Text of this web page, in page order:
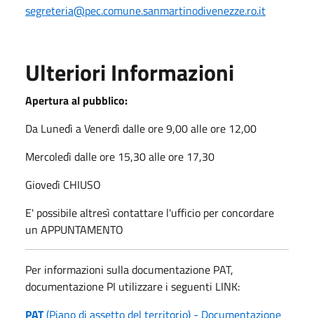
segreteria@pec.comune.sanmartinodivenezze.ro.it
Ulteriori Informazioni
Apertura al pubblico:
Da Lunedì a Venerdì dalle ore 9,00 alle ore 12,00
Mercoledì dalle ore 15,30 alle ore 17,30
Giovedì CHIUSO
E' possibile altresì contattare l'ufficio per concordare
un APPUNTAMENTO
Per informazioni sulla documentazione PAT,
documentazione PI utilizzare i seguenti LINK:
PAT(Piano di assetto del territorio) - Documentazione